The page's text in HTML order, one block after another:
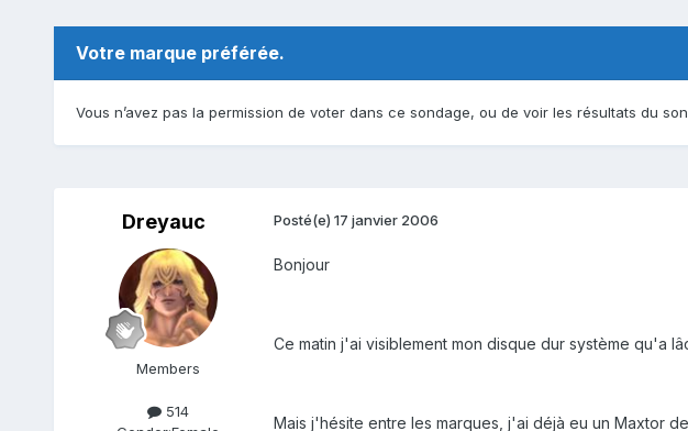
Votre marque préférée.
Vous n’avez pas la permission de voter dans ce sondage, ou de voir les résultats du
Dreyauc
Members
514
Posté(e) 17 janvier 2006
Bonjour
Ce matin j'ai visiblement mon disque dur système qu'a
Mais j'hésite entre les marques, j'ai déjà eu un Maxtor